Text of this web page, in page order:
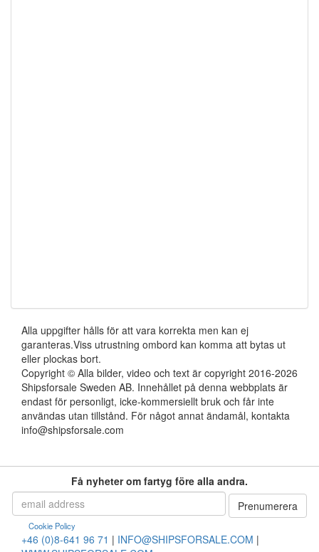
Alla uppgifter hålls för att vara korrekta men kan ej
garanteras.Viss utrustning ombord kan komma att bytas ut
eller plockas bort.
Copyright © Alla bilder, video och text är copyright 2016-2026
Shipsforsale Sweden AB. Innehållet på denna webbplats är
endast för personligt, icke-kommersiellt bruk och får inte
användas utan tillstånd. För något annat ändamål, kontakta
info@shipsforsale.com
Få nyheter om fartyg före alla andra.
Cookie Policy
+46 (0)8-641 96 71 | INFO@SHIPSFORSALE.COM |